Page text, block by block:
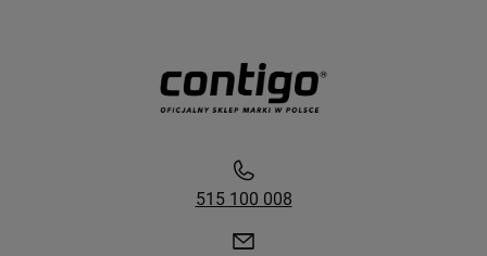
515 100 008